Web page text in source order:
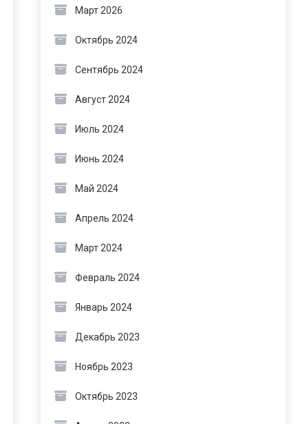
Март 2026
Октябрь 2024
Сентябрь 2024
Август 2024
Июль 2024
Июнь 2024
Май 2024
Апрель 2024
Март 2024
Февраль 2024
Январь 2024
Декабрь 2023
Ноябрь 2023
Октябрь 2023